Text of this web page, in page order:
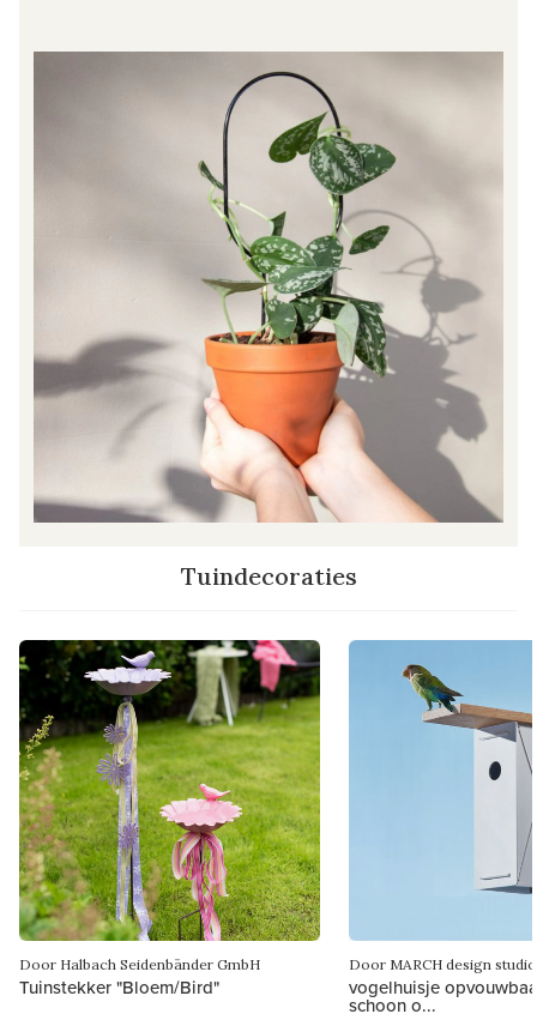
Tuindecoraties
Door Halbach Seidenbänder GmbH
Tuinstekker "Bloem/Bird"
Door MARCH design studio
vogelhuisje
schoon o...